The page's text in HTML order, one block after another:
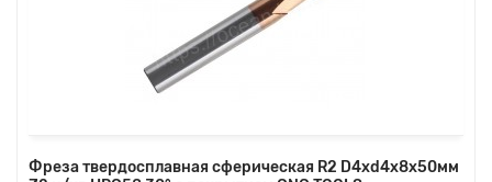
Фреза твердосплавная сферическая R2 D4xd4x8x50мм